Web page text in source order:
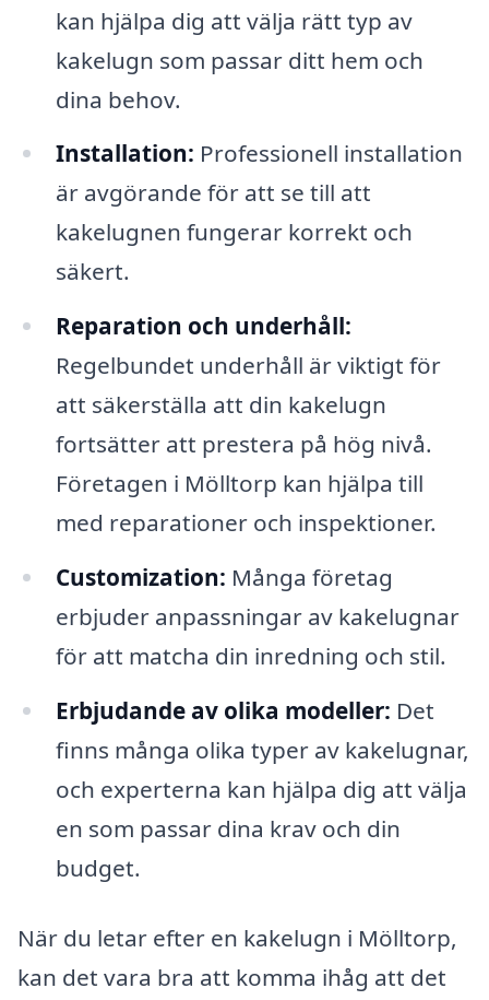
kan hjälpa dig att välja rätt typ av
kakelugn som passar ditt hem och
dina behov.
Installation: Professionell installation
är avgörande för att se till att
kakelugnen fungerar korrekt och
säkert.
Reparation och underhåll:
Regelbundet underhåll är viktigt för
att säkerställa att din kakelugn
fortsätter att prestera på hög nivå.
Företagen i Mölltorp kan hjälpa till
med reparationer och inspektioner.
Customization: Många företag
erbjuder anpassningar av kakelugnar
för att matcha din inredning och stil.
Erbjudande av olika modeller: Det
finns många olika typer av kakelugnar,
och experterna kan hjälpa dig att välja
en som passar dina krav och din
budget.
När du letar efter en kakelugn i Mölltorp,
kan det vara bra att komma ihåg att det